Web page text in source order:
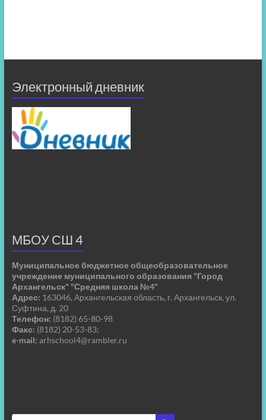
Электронный дневник
МБОУ СШ 4
Муниципальное бюджетное общеобразовательное
учреждение муниципального образования "Город
Архангельск" "Средняя школа №4"
Адрес: 163046, Архангельская область, г. Архангельск, ул.
Суфтина, д. 20
Телефон: (8182) 65-80-98
Факс: (8182) 20-53-83;
e-mail: arhschool4@rambler.ru